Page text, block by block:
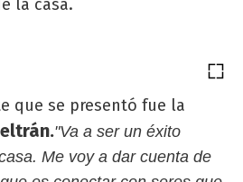
la casa.
que se presentó fue la
"Va a ser un éxito
Me voy a dar cuenta de